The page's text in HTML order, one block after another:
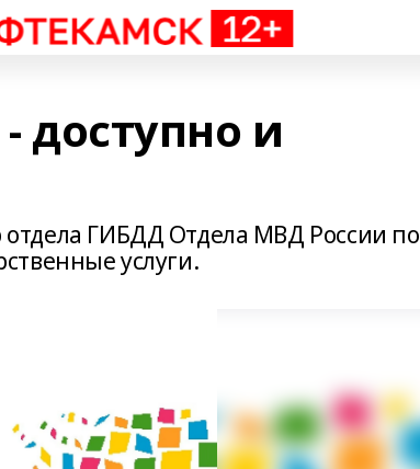
доступно и
отдела ГИБДД Отдела МВД России по
услуги.